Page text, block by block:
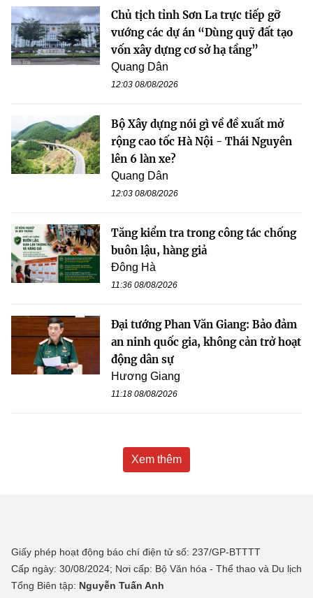
Chủ tịch tỉnh Sơn La trực tiếp gỡ
vướng các dự án “Dùng quỹ đất tạo
vốn xây dựng cơ sở hạ tầng”
Quang Dân
12:03 08/08/2026
Bộ Xây dựng nói gì về đề xuất mở
rộng cao tốc Hà Nội - Thái Nguyên
lên 6 làn xe?
Quang Dân
12:03 08/08/2026
Tăng kiểm tra trong công tác chống
buôn lậu, hàng giả
Đông Hà
11:36 08/08/2026
Đại tướng Phan Văn Giang: Bảo đảm
an ninh quốc gia, không cản trở hoạt
động dân sự
Hương Giang
11:18 08/08/2026
Xem thêm
Giấy phép hoạt động báo chí điện tử số: 237/GP-BTTTT
Cấp ngày: 30/08/2024; Nơi cấp: Bộ Văn hóa - Thể thao và Du lịch
Tổng Biên tập: Nguyễn Tuấn Anh